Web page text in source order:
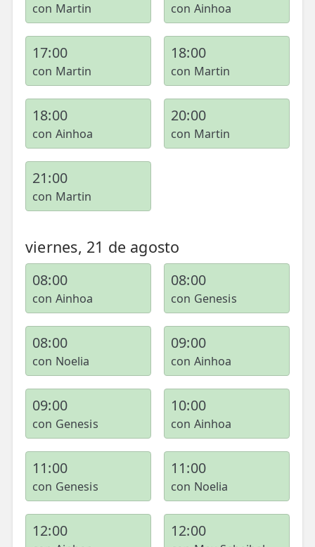
con Martin con Ainhoa
17:00
con Martin
18:00
con Martin
18:00
con Ainhoa
20:00
con Martin
21:00
con Martin
viernes, 21 de agosto
08:00
con Ainhoa
08:00
con Genesis
08:00
con Noelia
09:00
con Ainhoa
09:00
con Genesis
10:00
con Ainhoa
11:00
con Genesis
11:00
con Noelia
12:00 12:00